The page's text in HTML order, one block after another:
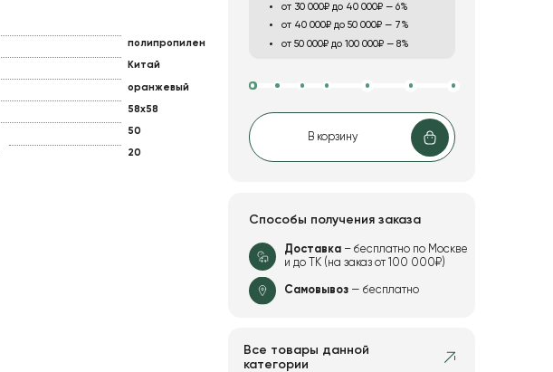
полипропилен
Китай
оранжевый
58x58
50
20
от 30 000₽ до 40 000₽ — 6%
от 40 000₽ до 50 000₽ — 7%
от 50 000₽ до 100 000₽ — 8%
В корзину
Способы получения заказа
Доставка– бесплатно по Москве
и до ТК (на заказ от 100 000₽)
Самовывоз— бесплатно
Все товары данной
категории